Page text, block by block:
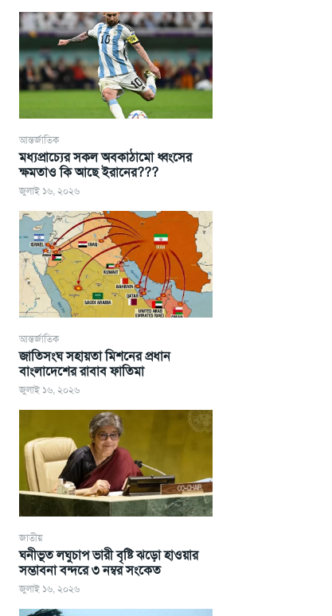
আন্তর্জাতিক
মধ্যপ্রাচ্যের সকল অবকাঠামো ধ্বংসের
ক্ষমতাও কি আছে ইরানের???
জুলাই ১৬, ২০২৬
আন্তর্জাতিক
জাতিসংঘ সহায়তা মিশনের প্রধান
বাংলাদেশের রাবাব ফাতিমা
জুলাই ১৬, ২০২৬
জাতীয়
ঘনীভূত লঘুচাপ ভারী বৃষ্টি ঝড়ো হাওয়ার
সম্ভাবনা বন্দরে ৩ নম্বর সংকেত
জুলাই ১৬, ২০২৬